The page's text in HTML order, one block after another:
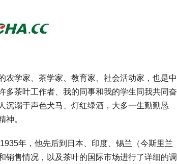
农学家、茶学家、教育家、社会活动家，也是中
多茶叶工作者、我的同事和我的学生同我共同奋
沉溺于声色犬马、灯红绿酒，大多一生勤勤恳
神。
年，他先后到日本、印度、锡兰（今斯里兰
销售情况，以及茶叶的国际市场进行了详细的调